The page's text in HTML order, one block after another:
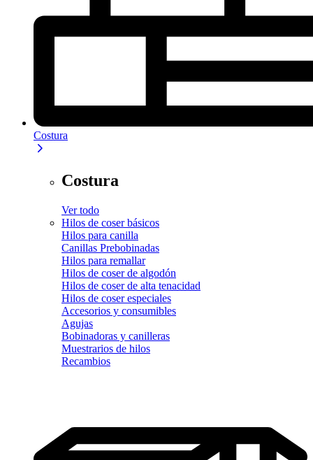
Costura
Costura
Ver todo
Hilos de coser básicos
Hilos para canilla
Canillas Prebobinadas
Hilos para remallar
Hilos de coser de algodón
Hilos de coser de alta tenacidad
Hilos de coser especiales
Accesorios y consumibles
Agujas
Bobinadoras y canilleras
Muestrarios de hilos
Recambios